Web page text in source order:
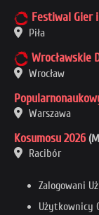
Festiwal Gier
Piła
Wrocławskie
Wrocław
Warszawa
Kosumosu 2026
Racibór
Zalogowani
Użytkownicy